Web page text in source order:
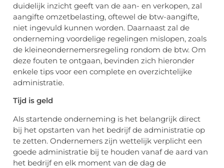
duidelijk inzicht geeft van de aan- en verkopen, zal
aangifte omzetbelasting, oftewel de btw-aangifte,
niet ingevuld kunnen worden. Daarnaast zal de
onderneming voordelige regelingen mislopen, zoals
de kleineondernemersregeling rondom de btw. Om
deze fouten te ontgaan, bevinden zich hieronder
enkele tips voor een complete en overzichtelijke
administratie.
Tijd is geld
Als startende onderneming is het belangrijk direct
bij het opstarten van het bedrijf de administratie op
te zetten. Ondernemers zijn wettelijk verplicht een
goede administratie bij te houden vanaf de aard van
het bedrijf en elk moment van de dag de